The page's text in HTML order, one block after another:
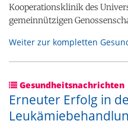
Kooperationsklinik des
gemeinnützigen
Weiter zur kompletten
Gesundheitsnachrichten
Erneuter Erfolg in